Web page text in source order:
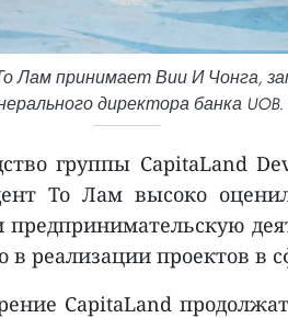
Лам принимает Вии И Чонга,
директора банка
группы CapitaLand
То Лам высоко
в реализации проектов в
CapitaLand